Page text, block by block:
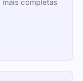
completas